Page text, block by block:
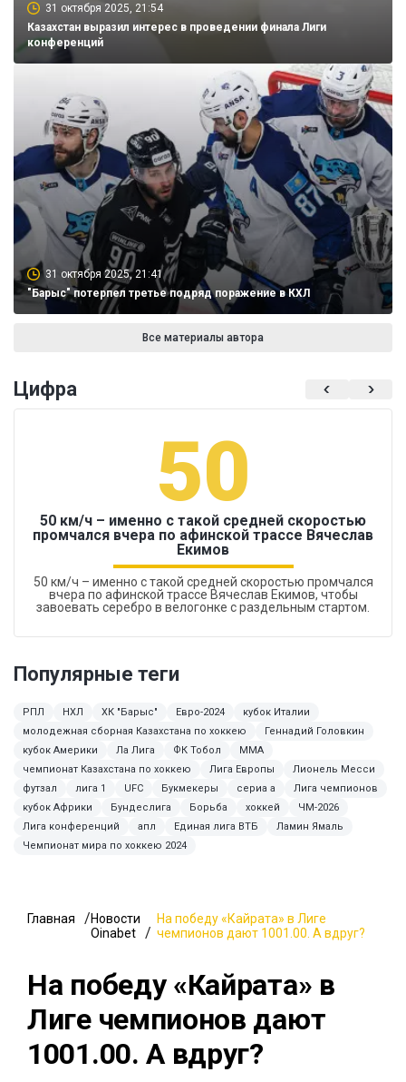
31 октября 2025, 21:54
Казахстан выразил интерес в проведении финала Лиги
конференций
31 октября 2025, 21:41
"Барыс" потерпел третье подряд поражение в КХЛ
Все материалы автора
Цифра
50
50 км/ч – именно с такой средней скоростью
промчался вчера по афинской трассе Вячеслав
Екимов
50 км/ч – именно с такой средней скоростью промчался
вчера по афинской трассе Вячеслав Екимов, чтобы
завоевать серебро в велогонке с раздельным стартом.
Популярные теги
РПЛ НХЛ ХК "Барыс" Евро-2024
кубок Италии
молодежная сборная Казахстана по хоккею
Геннадий Головкин
кубок Америки
Ла Лига ФК Тобол
MMA
чемпионат Казахстана по хоккею
Лига Европы
Лионель Месси
футзал
лига 1 UFC Букмекеры сериа а
Лига чемпионов
кубок Африки
Бундеслига Борьба хоккей
ЧМ-2026
Лига конференций
апл Единая лига ВТБ
Ламин Ямаль
Чемпионат мира по хоккею 2024
Главная
Новости
Oinabet
На победу «Кайрата» в Лиге
чемпионов дают 1001.00. А вдруг?
На победу «Кайрата» в
Лиге чемпионов дают
1001.00. А вдруг?